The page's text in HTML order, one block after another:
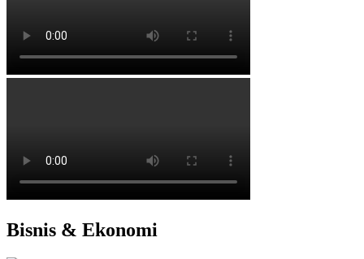
Bisnis & Ekonomi